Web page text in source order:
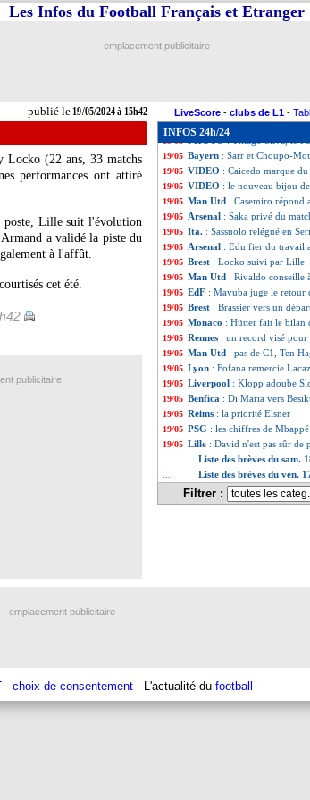
publié le19/05/2024 à 15h42
Les Infos du Football Français et Etranger
emplacement publicitaire
LiveScore - clubs de L1 -
Locko (22 ans, 33 matchs
performances ont attiré
poste, Lille suit l'évolution
a validé la piste du
à l'affût.
cet été.
INFOS 24h/24
19/05 PSG: Camara va partir
19/05 Ang.: Haaland encore
19/05 Ang.
19/05 Lens: le démenti de Danso
19/05 Le Havre: Elsner, Roussier
: Thiago Silva, le
19/05 Bayern : Sarr et Choupo-
19/05 VIDEO : Caicedo marque
19/05 VIDEO : le nouveau bijou
19/05 Man Utd : Casemiro répond
19/05 Arsenal : Saka privé du
19/05 Ita. : Sassuolo relégué en
19/05 Arsenal : Edu fier du travail
19/05 Brest : Locko suivi par Lille
19/05 Man Utd : Rivaldo conseille
19/05 EdF : Mavuba juge le retour
19/05 Brest : Brassier vers un
19/05 Monaco : Hütter fait le bilan
19/05 Rennes : un record visé pour
19/05 Man Utd : pas de C1, Ten
19/05 Lyon : Fofana remercie
19/05 Liverpool : Klopp adoube
19/05 Benfica : Di Maria vers
19/05 Reims : la priorité Elsner
19/05 PSG : les chiffres de
19/05 Lille : David n'est pas sûr de
Liste des brèves du sam.
Liste des brèves du ven.
Filtrer :
publicitaire
emplacement publicitaire
- choix de consentement - L'actualité du football -